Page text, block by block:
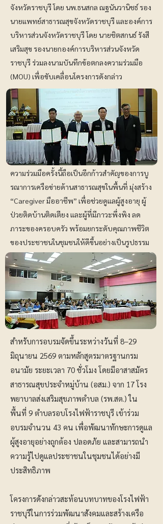
จังหวัดราชบุรี โดย นพ.ธนสกล ณฐนันวานิชธ์ รอง
นายแพทย์สาธารณสุขจังหวัดราชบุรี และองค์การ
บริหารส่วนจังหวัดราชบุรี โดย นายชิตสกนธ์ รังสี
เสริมสุข รองนายกองค์การบริหารส่วนจังหวัด
ราชบุรี ร่วมลงนามบันทึกข้อตกลงความร่วมมือ
(MOU) เพื่อขับเคลื่อนโครงการดังกล่าว
ความร่วมมือครั้งนี้ถือเป็นอีกก้าวสำคัญของการบู
รณาการเครือข่ายด้านสาธารณสุขในพื้นที่ มุ่งสร้าง
“Caregiver มืออาชีพ” เพื่อช่วยดูแลผู้สูงอายุ ผู้
ป่วยติดบ้านติดเตียง และผู้ที่มีภาวะพึ่งพิง ลด
ภาระของครอบครัว พร้อมยกระดับคุณภาพชีวิต
ของประชาชนในชุมชนให้ดีขึ้นอย่างเป็นรูปธรรม
สำหรับการอบรมจัดขึ้นระหว่างวันที่ 8–29
มิถุนายน 2569 ตามหลักสูตรมาตรฐานกรม
อนามัย ระยะเวลา 70 ชั่วโมง โดยมีอาสาสมัคร
สาธารณสุขประจำหมู่บ้าน (อสม.) จาก 17 โรง
พยาบาลส่งเสริมสุขภาพตำบล (รพ.สต.) ใน
พื้นที่ 9 ตำบลรอบโรงไฟฟ้าราชบุรี เข้าร่วม
อบรมจำนวน 43 คน เพื่อพัฒนาทักษะการดูแล
ผู้สูงอายุอย่างถูกต้อง ปลอดภัย และสามารถนำ
ความรู้ไปดูแลประชาชนในชุมชนได้อย่างมี
ประสิทธิภาพ
โครงการดังกล่าวสะท้อนบทบาทของโรงไฟฟ้า
ราชบุรีในการร่วมพัฒนาสังคมและสร้างเครือ